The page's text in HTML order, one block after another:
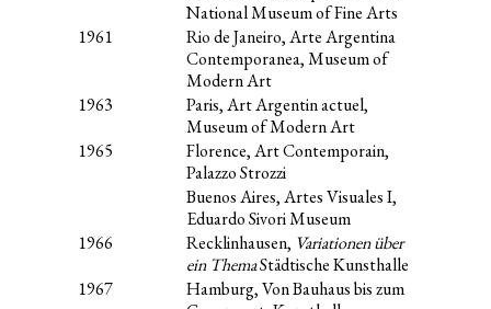
National Museum of Fine Arts
1961
Rio de Janeiro, Arte Argentina
Contemporanea, Museum of
Modern Art
1963
Paris, Art Argentin actuel,
Museum of Modern Art
1965
Florence, Art Contemporain,
Palazzo Strozzi
Buenos Aires, Artes Visuales I,
Eduardo Sivori Museum
1966
Recklinhausen, Variationen über
ein ThemaStädtische Kunsthalle
1967
Hamburg, Von Bauhaus bis zum